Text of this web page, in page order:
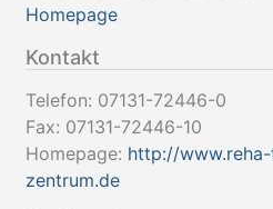
Homepage
Kontakt
Telefon: 07131-72446-0
Fax: 07131-72446-10
Homepage: http://
zentrum.de